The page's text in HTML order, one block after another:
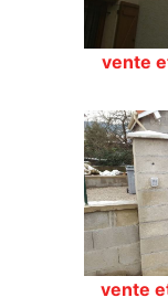
vente
vente